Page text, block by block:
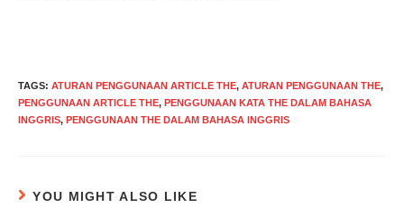
TAGS: ATURAN PENGGUNAAN ARTICLE THE, ATURAN PENGGUNAAN THE,
PENGGUNAAN ARTICLE THE, PENGGUNAAN KATA THE DALAM BAHASA
INGGRIS, PENGGUNAAN THE DALAM BAHASA INGGRIS
YOU MIGHT ALSO LIKE